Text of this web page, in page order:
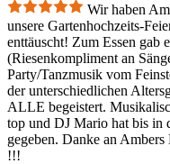
Wir haben
unsere Gartenhochzeits-
enttäuscht! Zum Essen gab
(Riesenkompliment an
Party/Tanzmusik vom
der unterschiedlichen
ALLE begeistert.
top und DJ Mario hat bis in
gegeben. Danke an
!!!